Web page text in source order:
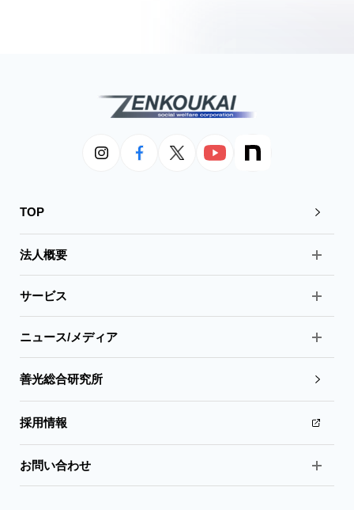
TOP
法人概要
サービス
ニュース/メディア
善光総合研究所
採用情報
お問い合わせ